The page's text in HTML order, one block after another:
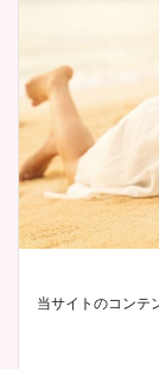
当サイトのコンテ